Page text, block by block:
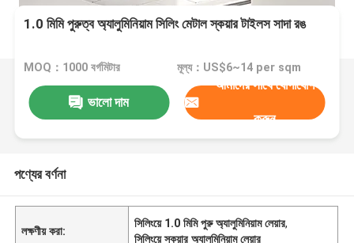
1.0 মিমি পুরুত্ব অ্যালুমিনিয়াম সিলিং মেটাল স্কয়ার টাইলস সাদা রঙ
MOQ：1000 বর্গমিটার মূল্য：US$6~14 per sqm
ভালো দাম
আমাদের সাথে যোগাযোগ
করুন
পণ্যের বর্ণনা
লক্ষণীয় করা:
সিলিংয়ে 1.0 মিমি পুরু অ্যালুমিনিয়াম লেয়ার,
সিলিংয়ে স্কয়ার অ্যালুমিনিয়াম লেয়ার